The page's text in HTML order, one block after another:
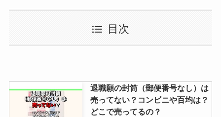
てる？ホームセンター・キャンド
ゥ・コーナン・ビバホームも調
イイダコは業務スーパーに売って
る？ドンキホーテ・通販にはあ
る？冷凍があるかもチェック！
目次
退職願の封筒（郵便番号なし）は
売ってない？コンビニや百均は？
どこで売ってるの？